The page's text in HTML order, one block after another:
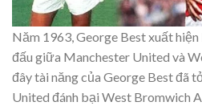
Năm 1963, George Best xuất
đấu giữa Manchester United và
đây tài năng của George Best đã
United đánh bại West Bromwich